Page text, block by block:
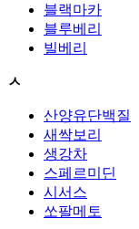
블랙마카
블루베리
빌베리
ㅅ
산양유단백질
새싹보리
생강차
스페르미딘
시서스
쏘팔메토